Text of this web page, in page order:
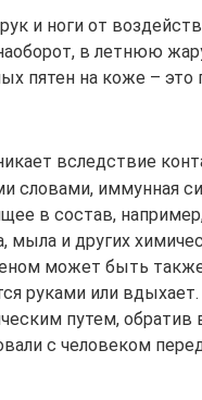
и ноги от
в летнюю
пятен на коже –
вследствие
словами, иммунная
в состав,
мыла и других
может быть
руками или
путем, обратив
с человеком